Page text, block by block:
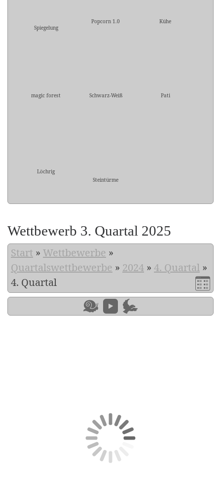
Spiegelung
Popcorn 1.0 Kühe
magic forest Schwarz-Weiß Pati
Löchrig
Steintürme
Wettbewerb 3. Quartal 2025
Start » Wettbewerbe »
Quartalswettbewerbe » 2024 » 4. Quartal »
4. Quartal